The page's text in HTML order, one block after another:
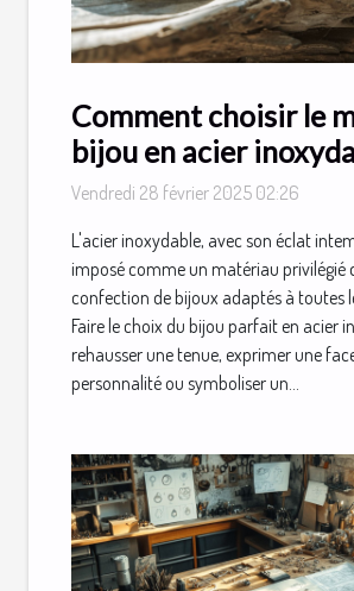
Comment choisir le
bijou en acier
pour chaque occasion
Vendredi 28 février 2025 02:26
L'acier inoxydable, avec son éclat
imposé comme un matériau privilégié
confection de bijoux adaptés à toutes
Faire le choix du bijou parfait en acier
rehausser une tenue, exprimer une
personnalité ou symboliser un...